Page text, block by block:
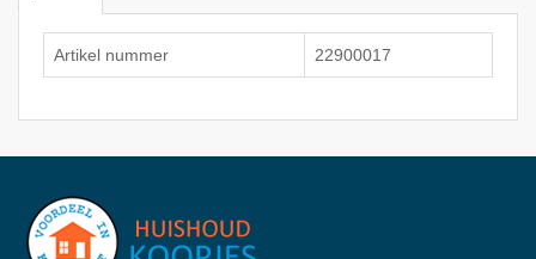
Artikel nummer 22900017